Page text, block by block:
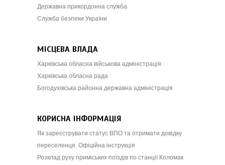
Державна прикордонна служба
Служба безпеки України
МІСЦЕВА ВЛАДА
Харківська обласна військова адміністрація
Харківська обласна рада
Богодухівська районна державна адміністрація
КОРИСНА ІНФОРМАЦІЯ
Як зареєструвати статус ВПО та отримати довідку
переселенця. Офіційна інструкція
Розклад руху приміських поїздів по станції Коломак